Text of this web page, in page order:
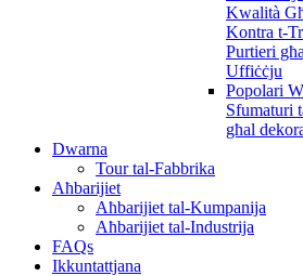
Kwalità
Kontra t-
Purtieri
Uffiċċju
Popolari
Sfumaturi
għal
Dwarna
Tour tal-Fabbrika
Aħbarijiet
Aħbarijiet tal-Kumpanija
Aħbarijiet tal-Industrija
FAQs
Ikkuntattjana